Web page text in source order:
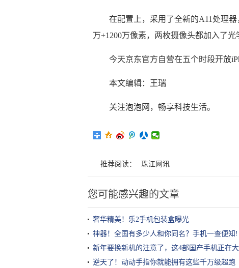
在配置上，采用了全新的A11处理
万+1200万像素，两枚摄像头都加入了光
今天京东官方自营在五个时段开放
本文编辑：王瑞
关注泡泡网，畅享科技生活。
推荐阅读： 珠江网讯
您可能感兴趣的文章
奢华精美！乐2手机包装盒曝光
神器！全国有多少人和你同名？手机一查便知!
新年要换新机的注意了，这4部国产手机正在
逆天了！动动手指你就能拥有这些千万级超跑